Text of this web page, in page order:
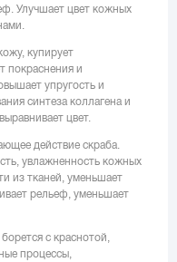
Улучшает цвет кожных
купирует
покраснения и
упругость и
синтеза коллагена и
цвет.
действие скраба.
увлажненность кожных
из тканей, уменьшает
рельеф, уменьшает
с краснотой,
процессы,